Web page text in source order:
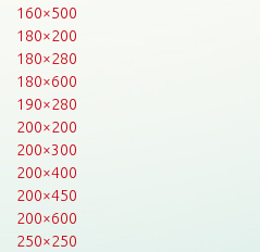
160×500
180×200
180×280
180×600
190×280
200×200
200×300
200×400
200×450
200×600
250×250